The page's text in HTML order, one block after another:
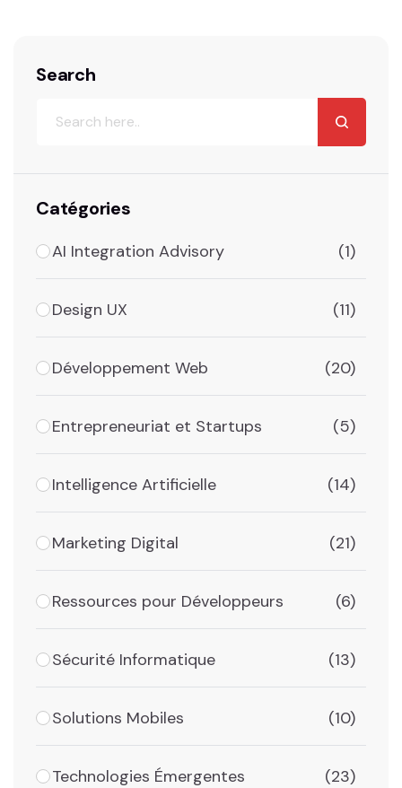
Search
Catégories
AI Integration Advisory (1)
Design UX (11)
Développement Web (20)
Entrepreneuriat et Startups (5)
Intelligence Artificielle (14)
Marketing Digital (21)
Ressources pour Développeurs (6)
Sécurité Informatique (13)
Solutions Mobiles (10)
Technologies Émergentes (23)